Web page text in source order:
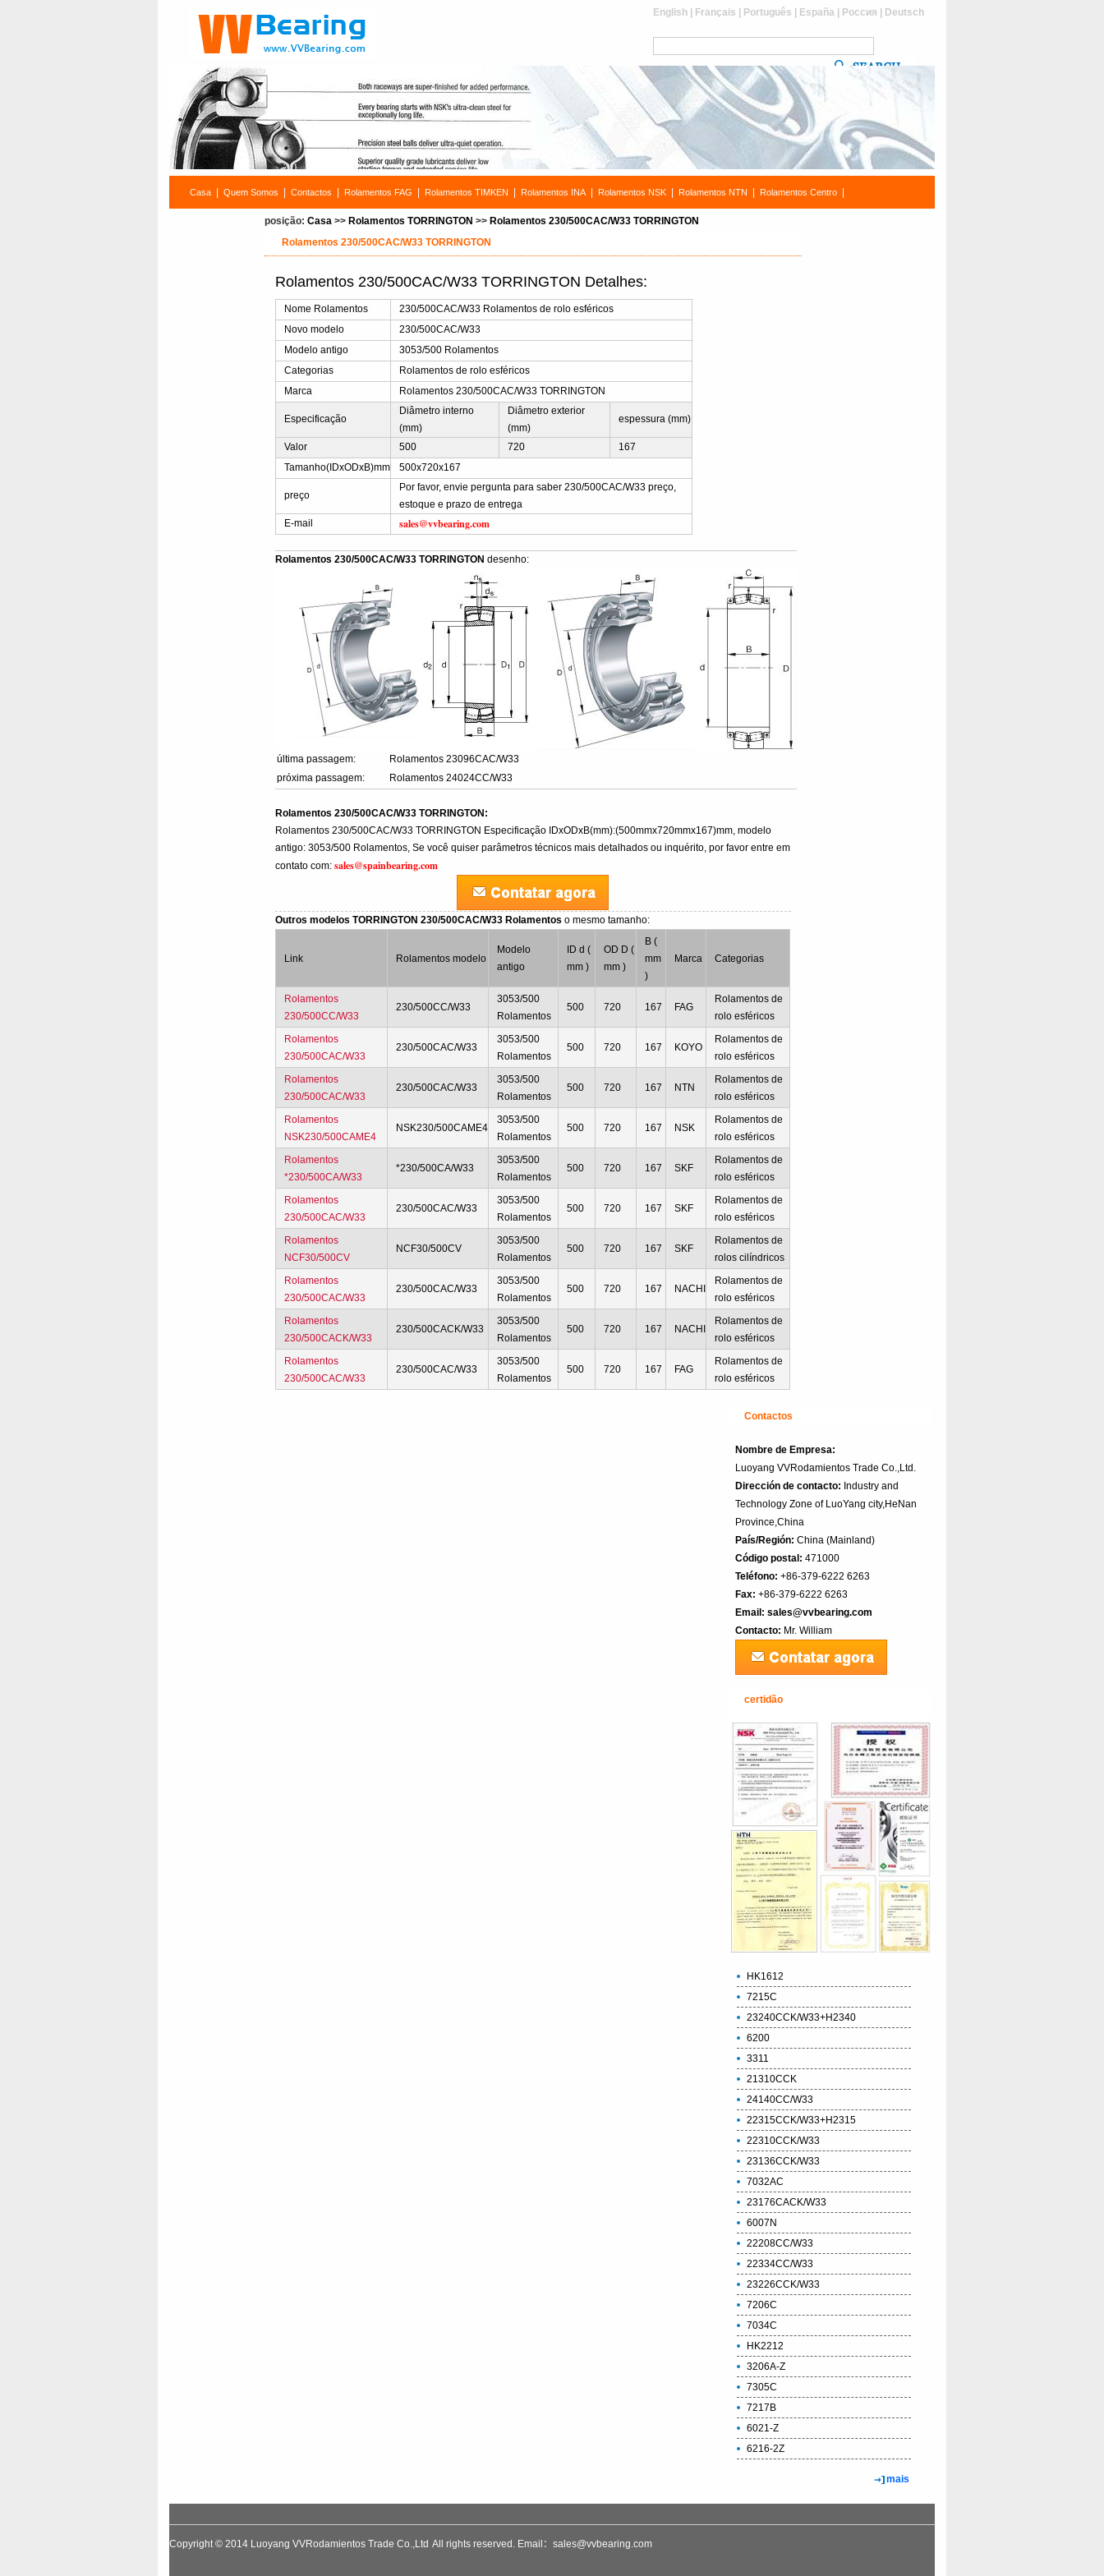
English Français Português España Россия Deutsch
Casa Quem Somos Contactos Rolamentos FAG Rolamentos TIMKEN Rolamentos INA Rolamentos NSK Rolamentos NTN Rolamentos Centro
posição: Casa >> Rolamentos TORRINGTON >> Rolamentos 230/500CAC/W33 TORRINGTON
Rolamentos 230/500CAC/W33 TORRINGTON
Rolamentos 230/500CAC/W33 TORRINGTON Detalhes:
Nome Rolamentos
230/500CAC/W33 Rolamentos de rolo esféricos
Novo modelo
230/500CAC/W33
Modelo antigo
3053/500 Rolamentos
Categorias
Rolamentos de rolo esféricos
Marca
Rolamentos 230/500CAC/W33 TORRINGTON
Especificação
Diâmetro interno
(mm)
Diâmetro exterior
(mm)
espessura (mm)
Valor 500 720
167
Tamanho(IDxODxB)mm
500x720x167
preço
Por favor, envie pergunta para saber 230/500CAC/W33 preço,
estoque e prazo de entrega
E-mail
sales@vvbearing.com
Rolamentos 230/500CAC/W33 TORRINGTON desenho:
última passagem:
Rolamentos 23096CAC/W33
próxima passagem:
Rolamentos 24024CC/W33
Rolamentos 230/500CAC/W33 TORRINGTON:
Rolamentos 230/500CAC/W33 TORRINGTON Especificação IDxODxB(mm):(500mmx720mmx167)mm, modelo
antigo: 3053/500 Rolamentos, Se você quiser parâmetros técnicos mais detalhados ou inquérito, por favor entre em
contato com:sales@spainbearing.com
Outros modelos TORRINGTON 230/500CAC/W33 Rolamentoso mesmo tamanho:
Link Rolamentos modelo
Modelo
antigo
ID d (
mm )
OD D (
mm )
B (
mm
)
Marca Categorias
Rolamentos
230/500CC/W33
230/500CC/W33
3053/500
Rolamentos
500 720 167 FAG
Rolamentos de
rolo esféricos
Rolamentos
230/500CAC/W33
230/500CAC/W33
3053/500
Rolamentos
500 720 167 KOYO
Rolamentos de
rolo esféricos
Rolamentos
230/500CAC/W33
230/500CAC/W33
3053/500
Rolamentos
500 720 167 NTN
Rolamentos de
rolo esféricos
Rolamentos
NSK230/500CAME4
NSK230/500CAME4
3053/500
Rolamentos
500 720 167 NSK
Rolamentos de
rolo esféricos
Rolamentos
*230/500CA/W33
*230/500CA/W33
3053/500
Rolamentos
500 720 167 SKF
Rolamentos de
rolo esféricos
Rolamentos
230/500CAC/W33
230/500CAC/W33
3053/500
Rolamentos
500 720 167 SKF
Rolamentos de
rolo esféricos
Rolamentos
NCF30/500CV
NCF30/500CV
3053/500
Rolamentos
500 720 167 SKF
Rolamentos de
rolos cilíndricos
Rolamentos
230/500CAC/W33
230/500CAC/W33
3053/500
Rolamentos
500 720 167 NACHI
Rolamentos de
rolo esféricos
Rolamentos
230/500CACK/W33
230/500CACK/W33
3053/500
Rolamentos
500 720 167 NACHI
Rolamentos de
rolo esféricos
Rolamentos
230/500CAC/W33
230/500CAC/W33
3053/500
Rolamentos
500 720 167 FAG
Rolamentos de
rolo esféricos
Contactos
Nombre de Empresa:
Luoyang VVRodamientos Trade Co.,Ltd.
Dirección de contacto: Industry and
Technology Zone of LuoYang city,HeNan
Province,China
País/Región: China (Mainland)‎
Código postal: 471000
Teléfono: +86-379-6222 6263
Fax: +86-379-6222 6263
Email: sales@vvbearing.com
Contacto: Mr. William
certidão
HK1612
7215C
23240CCK/W33+H2340
6200
3311
21310CCK
24140CC/W33
22315CCK/W33+H2315
22310CCK/W33
23136CCK/W33
7032AC
23176CACK/W33
6007N
22208CC/W33
22334CC/W33
23226CCK/W33
7206C
7034C
HK2212
3206A-Z
7305C
7217B
6021-Z
6216-2Z
mais
Copyright © 2014 Luoyang VVRodamientos Trade Co.,Ltd All rights reserved. Email：sales@vvbearing.com